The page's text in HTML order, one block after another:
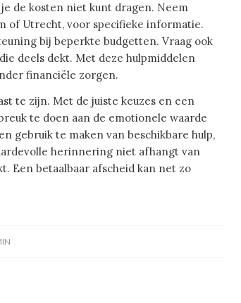
de kosten niet kunt dragen. Neem
of Utrecht, voor specifieke informatie.
bij beperkte budgetten. Vraag ook
deels dekt. Met deze hulpmiddelen
financiële zorgen.
te zijn. Met de juiste keuzes en een
te doen aan de emotionele waarde
gebruik te maken van beschikbare hulp,
herinnering niet afhangt van
Een betaalbaar afscheid kan net zo